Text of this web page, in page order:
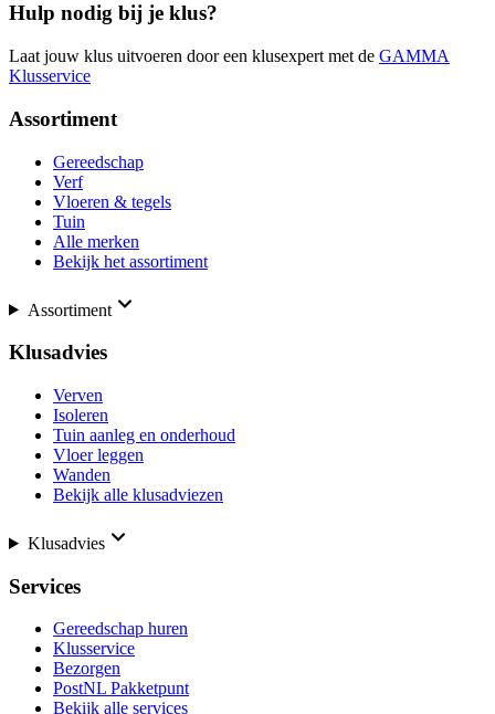
Hulp nodig bij je klus?
Laat jouw klus uitvoeren door een klusexpert met de GAMMA
Klusservice
Assortiment
Gereedschap
Verf
Vloeren & tegels
Tuin
Alle merken
Bekijk het assortiment
Assortiment
Klusadvies
Verven
Isoleren
Tuin aanleg en onderhoud
Vloer leggen
Wanden
Bekijk alle klusadviezen
Klusadvies
Services
Gereedschap huren
Klusservice
Bezorgen
PostNL Pakketpunt
Bekijk alle services